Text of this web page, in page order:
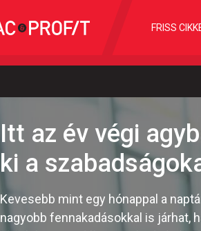
FRISS
Itt az év végi
ki a
Kevesebb mint egy hónappal a
nagyobb fennakadásokkal is járhat,